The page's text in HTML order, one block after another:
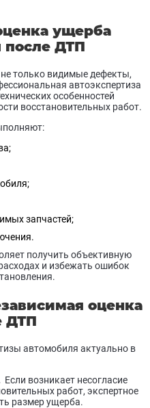
ущерба
после ДТП
только видимые дефекты,
автоэкспертиза
особенностей
восстановительных работ.
запчастей;
получить объективную
и избежать ошибок
оценка
ДТП
автомобиля актуально в
Если возникает несогласие
работ, экспертное
размер ущерба.